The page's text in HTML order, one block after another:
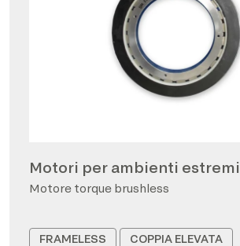
Motori per ambienti estremi
Motore torque brushless
FRAMELESS
COPPIA ELEVATA